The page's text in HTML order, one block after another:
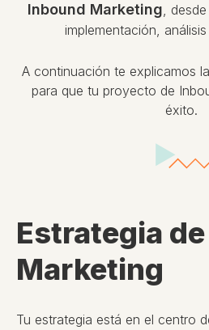
Inbound Marketing,
implementación,
A continuación te explicamos
para que tu proyecto de
éxito.
Estrategia
Marketing
Tu estrategia está en el centro